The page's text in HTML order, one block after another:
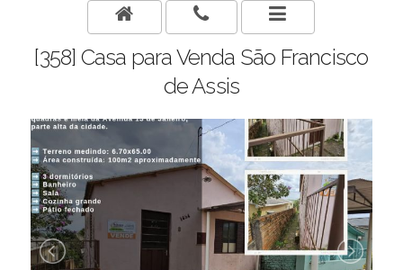
[358] Casa para Venda São Francisco
de Assis